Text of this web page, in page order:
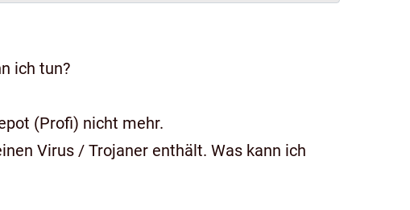
ich tun?
(Profi) nicht mehr.
Virus / Trojaner enthält. Was kann ich